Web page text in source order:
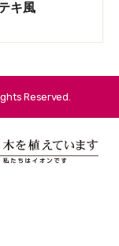
キ風
Reserved.